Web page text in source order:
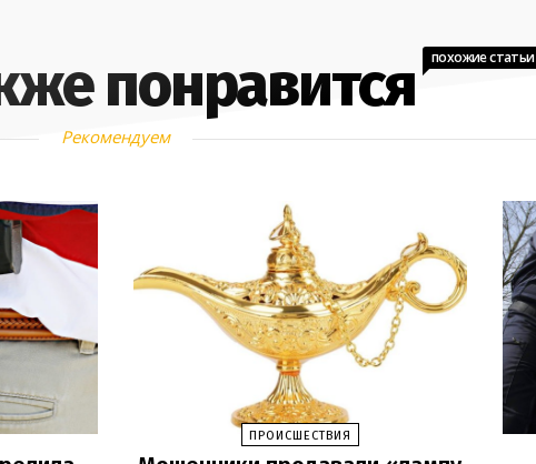
понравится похожие статьи
Рекомендуем
ПРОИСШЕСТВИЯ